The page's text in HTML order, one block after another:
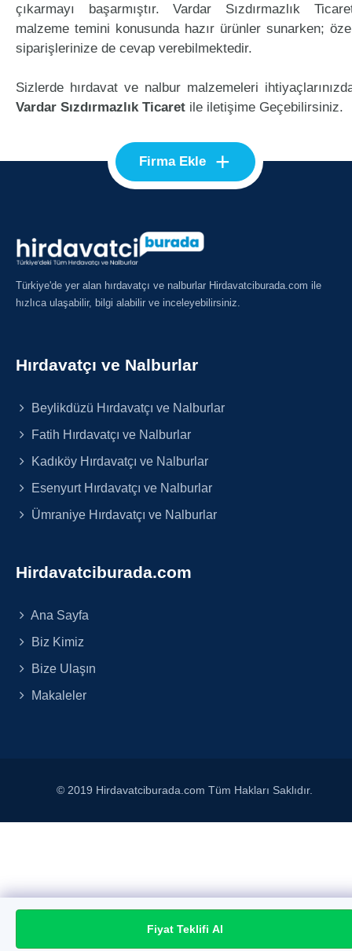
çıkarmayı başarmıştır. Vardar Sızdırmazlık
malzeme temini konusunda hazır ürünler sunarken;
siparişlerinize de cevap verebilmektedir.
Sizlerde hırdavat ve nalbur malzemeleri
Vardar Sızdırmazlık Ticaret ile iletişime Geçebilirsiniz.
Fiyat Teklifi Al
Firma Ekle +
Türkiye'de yer alan hırdavatçı ve nalburlar Hirdavatciburada.com ile
hızlıca ulaşabilir, bilgi alabilir ve inceleyebilirsiniz.
Hırdavatçı ve Nalburlar
Beylikdüzü Hırdavatçı ve Nalburlar
Fatih Hırdavatçı ve Nalburlar
Kadıköy Hırdavatçı ve Nalburlar
Esenyurt Hırdavatçı ve Nalburlar
Ümraniye Hırdavatçı ve Nalburlar
Hirdavatciburada.com
Ana Sayfa
Biz Kimiz
Bize Ulaşın
Makaleler
© 2019 Hirdavatciburada.com Tüm Hakları Saklıdır.